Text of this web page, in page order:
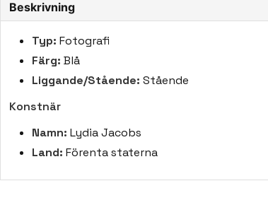
Beskrivning
Typ: Fotografi
Färg: Blå
Liggande/Stående: Stående
Konstnär
Namn: Lydia Jacobs
Land: Förenta staterna